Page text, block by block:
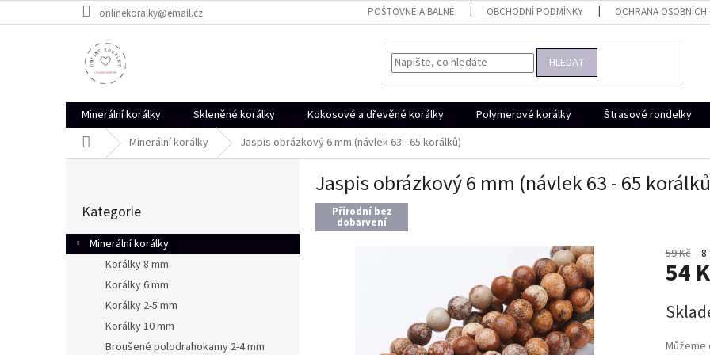
na
onlinekoralky@email.cz POŠTOVNÉ A BALNÉ OBCHODNÍ PODMÍNKY OCHRANA OSOBNÍCH
HLEDAT
Minerální korálky Skleněné korálky Kokosové a dřevěné korálky Polymerové korálky Štrasové rondelky
Domů Minerální korálky Jaspis obrázkový 6 mm (návlek 63 - 65 korálků)
r
a
kategorie
Kategorie
Minerální korálky
Korálky 8 mm
Korálky 6 mm
Korálky 2-5 mm
Korálky 10 mm
Broušené polodrahokamy 2-4 mm
Jaspis obrázkový 6 mm (návlek 63 - 65
Přírodní bez
dobarvení
59 Kč –8
54
cena:
Můžeme